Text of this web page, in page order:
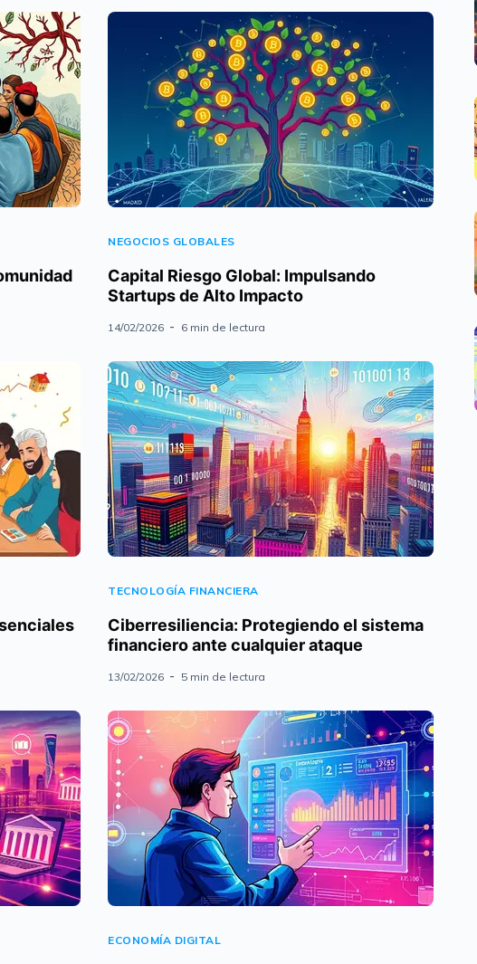
NEGOCIOS GLOBALES
Capital Riesgo Global: Impulsando
Startups de Alto Impacto
14/02/2026 6 min de lectura
TECNOLOGÍA FINANCIERA
Ciberresiliencia: Protegiendo el sistema
financiero ante cualquier ataque
13/02/2026 5 min de lectura
ECONOMÍA DIGITAL